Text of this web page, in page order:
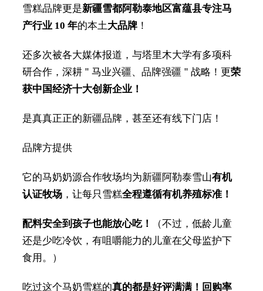
雪糕品牌更是新疆雪都阿勒泰地区富蕴县专注马
产行业 10 年的本土大品牌！
还多次被各大媒体报道，与塔里木大学有多项科
研合作，深耕 " 马业兴疆、品牌强疆 " 战略！更荣
获中国经济十大创新企业！
是真真正正的新疆品牌，甚至还有线下门店！
品牌方提供
它的马奶奶源合作牧场均为新疆阿勒泰雪山有机
认证牧场，让每只雪糕全程遵循有机养殖标准！
配料安全到孩子也能放心吃！
（不过，低龄儿童
还是少吃冷饮，有咀嚼能力的儿童在父母监护下
食用。）
吃过这个马奶雪糕的真的都是好评满满！回购率